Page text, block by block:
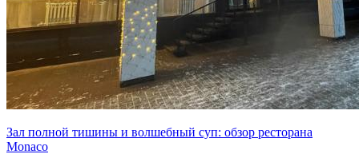
Зал полной тишины и волшебный суп: обзор ресторана
Monaco